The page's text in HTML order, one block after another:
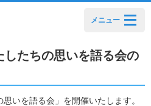
メニュー
したちの思いを語る会の
を語る会」を開催いたします。